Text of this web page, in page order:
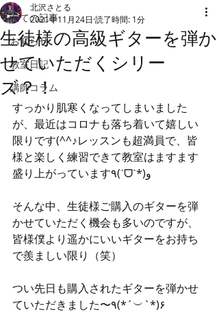
全ての記事
お知らせ
教室日記
講師コラム
生徒様の高級ギターを弾か
せていただくシリー
ズ？！
北沢さとる
2021年11月24日 読了時間: 1分
すっかり肌寒くなってしまいました
が、最近はコロナも落ち着いて嬉しい
限りです(^^♪レッスンも超満員で、皆
様と楽しく練習できて教室はますます
盛り上がっています٩(ˊᗜˋ*)و
そんな中、生徒様ご購入のギターを弾
かせていただく機会も多いのですが、
皆様僕より遥かにいいギターをお持ち
で羨ましい限り（笑）
つい先日も購入されたギターを弾かせ
ていただきました〜٩(*´︶`*)۶